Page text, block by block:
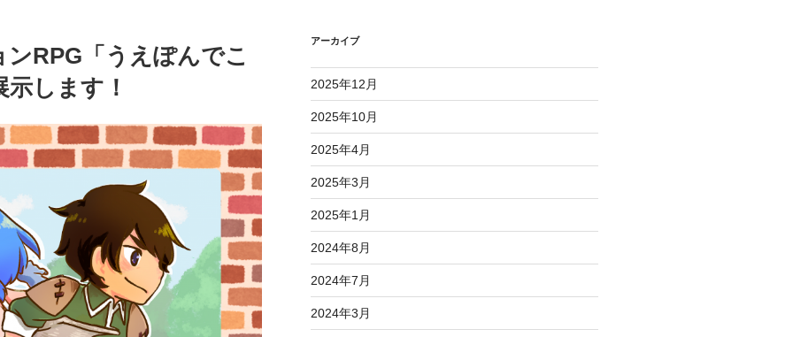
RPG「うえぽんでこ
します！
アーカイブ
2025年12月
2025年10月
2025年4月
2025年3月
2025年1月
2024年8月
2024年7月
2024年3月